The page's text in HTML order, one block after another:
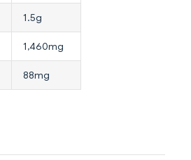
1.5g
1,460mg
88mg